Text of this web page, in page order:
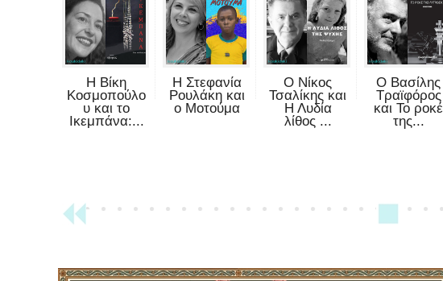
Η Βίκη
Κοσμοπούλο
υ και το
Ικεμπάνα:...
Η Στεφανία
Ρουλάκη και
ο Μοτούμα
Ο Νίκος
Τσαλίκης και
Η Λυδία
λίθος ...
Ο Βασίλης
Τραϊφόρος
και Το ροκέ
της...